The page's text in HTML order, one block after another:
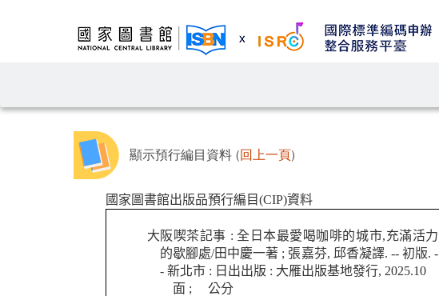
顯示預行編目資料 (回上一頁)
國家圖書館出版品預行編目(CIP)資料
大阪喫茶記事 : 全日本最愛喝咖啡的城市,充滿活力
的歇腳處/田中慶一著 ; 張嘉芬, 邱香凝譯. -- 初版. -
- 新北市 : 日出出版 : 大雁出版基地發行, 2025.10
面 ; 公分